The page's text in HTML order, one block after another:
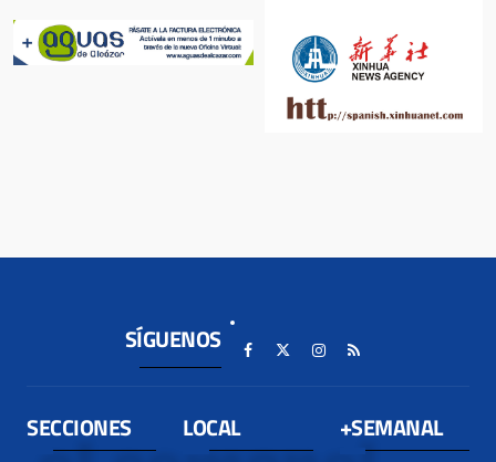
SÍGUENOS
SECCIONES LOCAL +SEMANAL